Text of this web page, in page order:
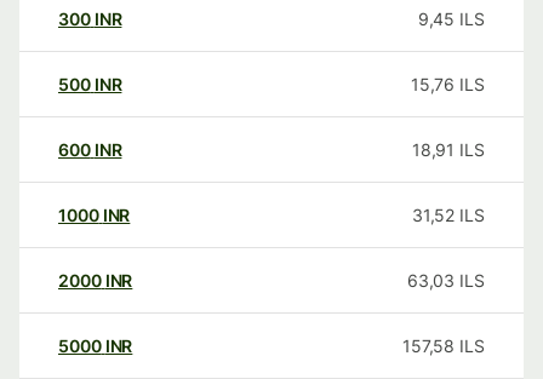
300 INR 9,45 ILS
500 INR 15,76 ILS
600 INR 18,91 ILS
1000 INR 31,52 ILS
2000 INR 63,03 ILS
5000 INR 157,58 ILS